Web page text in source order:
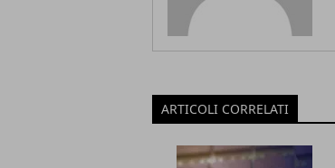
ARTICOLI CORRELATI